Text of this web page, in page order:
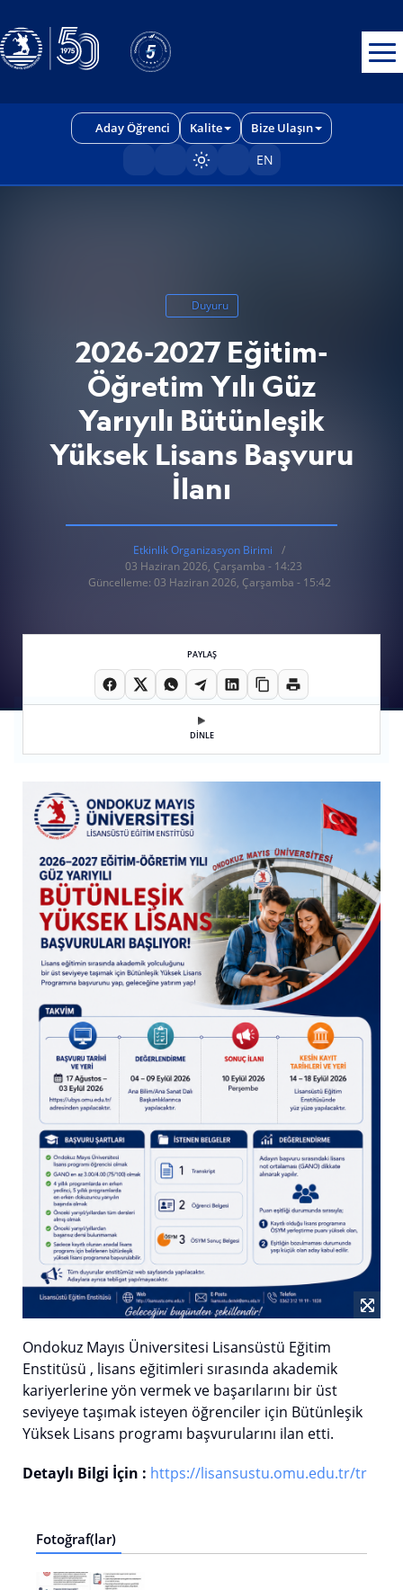
Aday Öğrenci Kalite Bize Ulaşın
Sayfayı karart/aç
EN
Duyuru
2026-2027 Eğitim-
Öğretim Yılı Güz
Yarıyılı Bütünleşik
Yüksek Lisans Başvuru
İlanı
Etkinlik Organizasyon Birimi
03 Haziran 2026, Çarşamba - 14:23
Güncelleme: 03 Haziran 2026, Çarşamba - 15:42
PAYLAŞ
DİNLE
Ondokuz Mayıs Üniversitesi Lisansüstü Eğitim
Enstitüsü , lisans eğitimleri sırasında akademik
kariyerlerine yön vermek ve başarılarını bir üst
seviyeye taşımak isteyen öğrenciler için Bütünleşik
Yüksek Lisans programı başvurularını ilan etti.
Detaylı Bilgi İçin : https://lisansustu.omu.edu.tr/tr
Fotoğraf(lar)